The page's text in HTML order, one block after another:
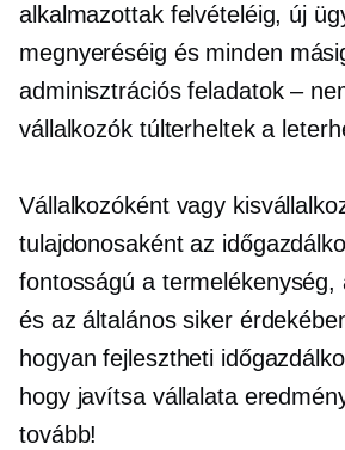
alkalmazottak felvételéig, új
megnyeréséig és minden
adminisztrációs feladatok –
vállalkozók túlterheltek a
Vállalkozóként vagy
tulajdonosaként az
fontosságú a termelékenység,
és az általános siker
hogyan fejlesztheti
hogy javítsa vállalata
tovább!